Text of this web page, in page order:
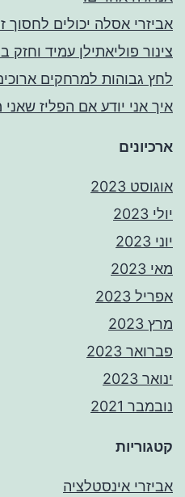
אביזרי אסלה יכולים לחסוך
צינור פוליאתילן עמיד
לחץ גבוהות למרחקים
איך אני יודע אם הפליז
ארכיונים
אוגוסט 2023
יולי 2023
יוני 2023
מאי 2023
אפריל 2023
מרץ 2023
פברואר 2023
ינואר 2023
נובמבר 2021
קטגוריות
אביזרי אינסטלציה